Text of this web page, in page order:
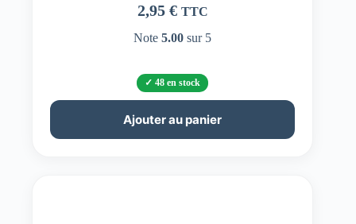
2,95 € TTC
Note5.00 sur 5
48 en stock
Ajouter au panier